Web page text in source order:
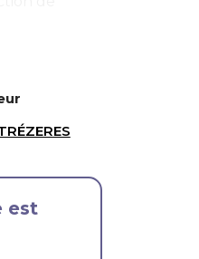
est